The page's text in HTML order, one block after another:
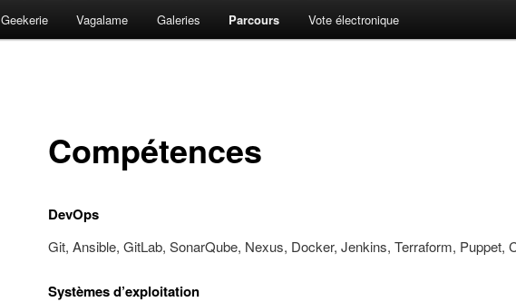
Geekerie Vagalame Galeries Parcours Vote électronique
Compétences
DevOps
Git, Ansible, GitLab, SonarQube, Nexus, Docker, Jenkins, Terraform, Puppet,
Systèmes d’exploitation